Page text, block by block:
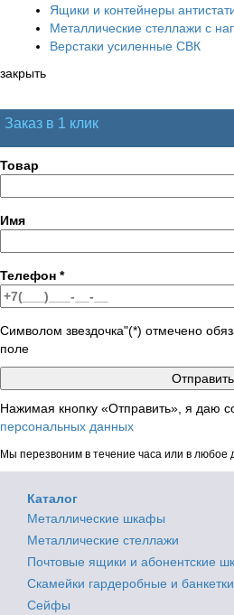
Ящики и контейнеры
Металлические стеллажи с
Верстаки усиленные СВК
закрыть
Заказ в 1 клик
Товар
Имя
Телефон *
Символом звездочка"(*) отмечено
поле
Нажимая кнопку «Отправить», я даю
персональных данных
Мы перезвоним в течение часа или в любое
Каталог
Металлические шкафы
Металлические стеллажи
Почтовые ящики и абонентские
Скамейки гардеробные и банкетки
Сейфы